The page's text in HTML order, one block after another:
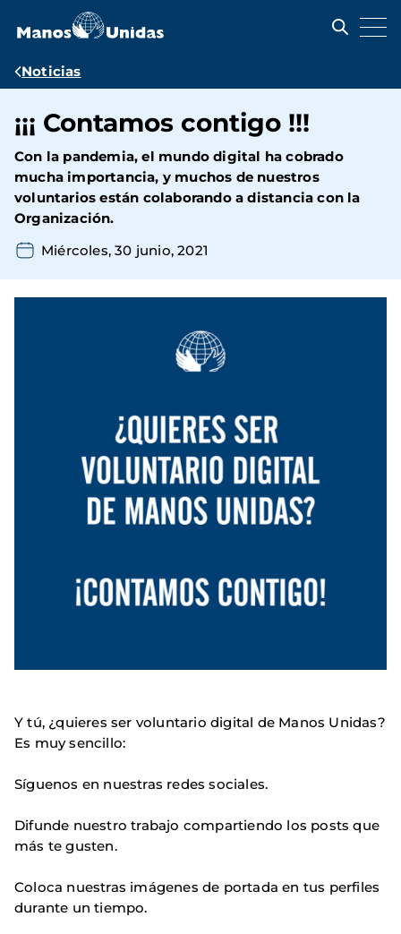
contenido
Ruta
navegación
Noticias
¡¡¡ Contamos contigo !!!
Con la pandemia, el mundo digital ha cobrado
mucha importancia, y muchos de nuestros
voluntarios están colaborando a distancia con la
Organización.
Miércoles, 30 junio, 2021
Y tú, ¿quieres ser voluntario digital de Manos Unidas?
Es muy sencillo:
Síguenos en nuestras redes sociales.
Difunde nuestro trabajo compartiendo los posts que
más te gusten.
Coloca nuestras imágenes de portada en tus perfiles
durante un tiempo.